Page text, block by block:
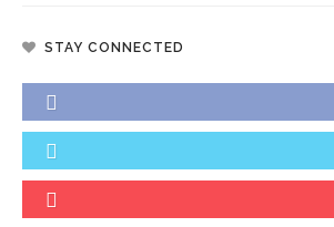
STAY CONNECTED